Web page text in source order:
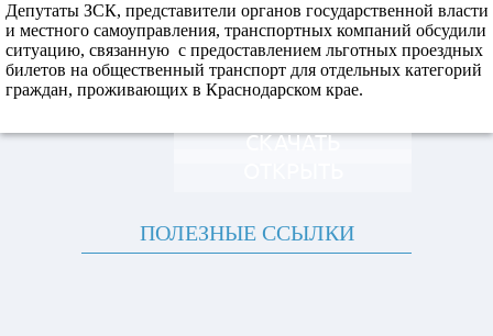
Депутаты ЗСК, представители органов государственной власти
и местного самоуправления, транспортных компаний обсудили
ситуацию, связанную с предоставлением льготных проездных
билетов на общественный транспорт для отдельных категорий
граждан, проживающих в Краснодарском крае.
СКАЧАТЬ
ПОЛЕЗНЫЕ ССЫЛКИ